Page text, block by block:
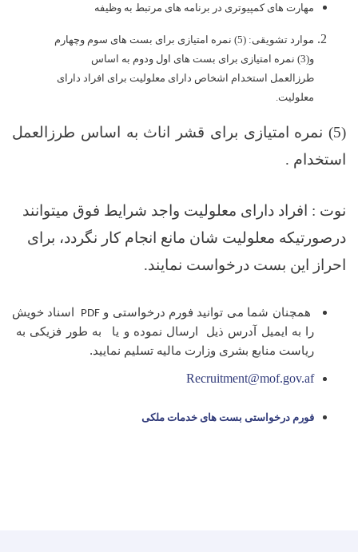
مهارت های کمپیوتری در برنامه های مرتبط به وظیفه
موارد تشویقی:
(5) نمره امتیازی برای بست های سوم وچهارم
و(3) نمره امتیازی برای بست های اول ودوم به اساس
طرزالعمل استخدام اشخاص دارای معلولیت برای افراد دارای
معلولیت.
(5) نمره امتیازی برای قشر اناث به اساس طرزالعمل
استخدام .
نوت : افراد دارای معلولیت واجد شرایط فوق میتوانند
درصورتیکه معلولیت شان مانع انجام کار نگردد، برای
احراز این بست درخواست نمایند.
همچنان شما می توانید فورم درخواستی وPDF
اسناد خویش
را به ایمیل آدرس ذیل ارسال نموده و یا
به طور فزیکی به
ریاست منابع بشری وزارت مالیه تسلیم نمایید.
Recruitment@mof.gov.af
فورم درخواستی بست های خدمات ملکی